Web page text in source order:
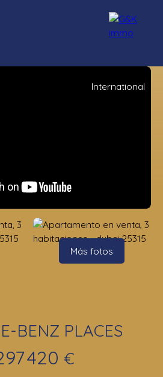
Nuevas propiedades
Estimación
International
Más fotos
BENZ PLACES
420 €